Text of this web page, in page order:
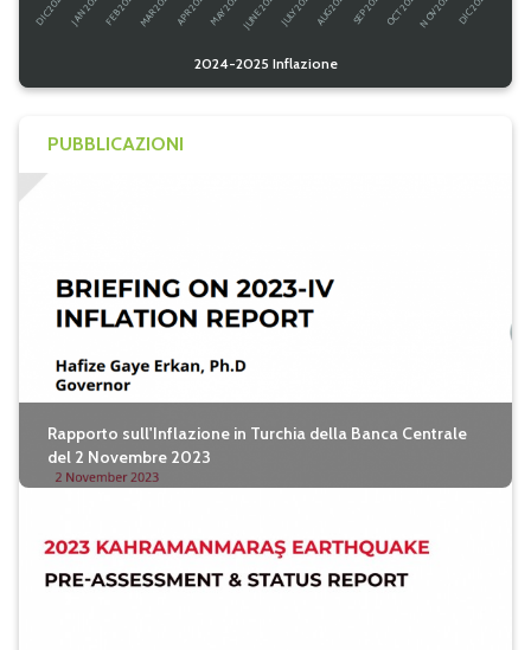
seguici su twitter
2024-2025 Inflazione
PUBBLICAZIONI
Rapporto sull'Inflazione in Turchia della Banca Centrale
del 2 Novembre 2023